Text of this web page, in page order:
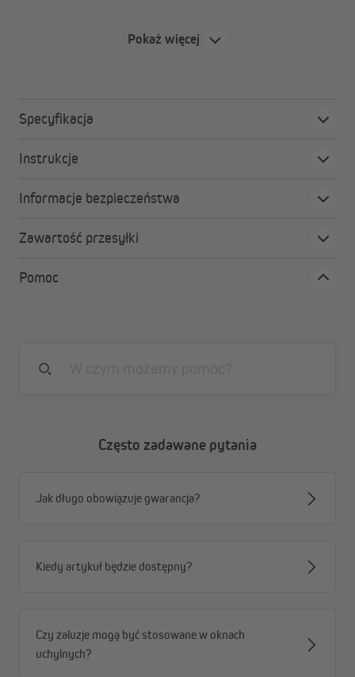
kompatybilność ze wszystkimi aluminiowymi
łatwa renowacja: uszkodzone części można wymienić
Pokaż więcej
Specyfikacja
Instrukcje
Informacje bezpieczeństwa
Zawartość przesyłki
Pomoc
Często zadawane pytania
Jak długo obowiązuje gwarancja?
Kiedy artykuł będzie dostępny?
Czy żaluzje mogą być stosowane w oknach
uchylnych?